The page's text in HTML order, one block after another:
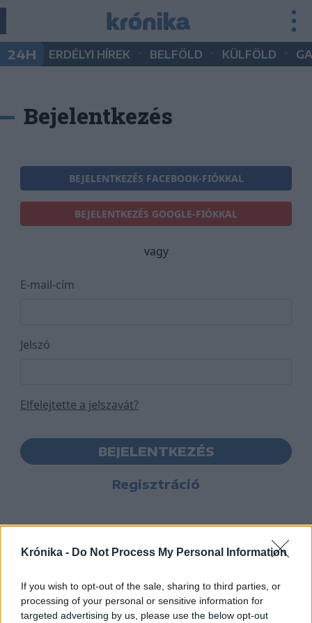
Krónika - Do Not Process My Personal Information
If you wish to opt-out of the sale, sharing to third parties, or
processing of your personal or sensitive information for
targeted advertising by us, please use the below opt-out
24H ERDÉLYI HÍREK BELFÖLD KÜLFÖLD
Bejelentkezés
BEJELENTKEZÉS FACEBOOK-FIÓKKAL
BEJELENTKEZÉS GOOGLE-FIÓKKAL
vagy
E-mail-cím
Jelszó
Elfelejtette a jelszavát?
BEJELENTKEZÉS
Regisztráció